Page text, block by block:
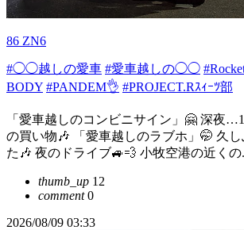
86 ZN6
#◯◯越しの愛車 #愛車越しの◯◯
BODY #PANDEM👌 #PROJECT.Rｽｨｰﾂ部
「愛車越しのコンビニサイン」🤗 深夜
の買い物🎶 「愛車越しのラブホ」🤭 久
た🎶 夜のドライブ🚙💨 小牧空港の近くの
thumb_up 12
comment0
2026/08/09 03:33